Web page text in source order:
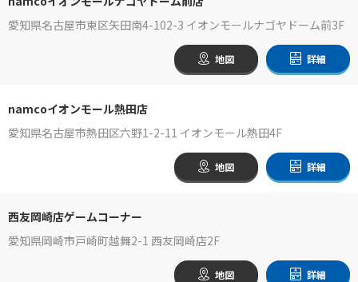
愛知県名古屋市東区矢田南4-102-3 イオンモールナゴヤドーム前3F
地図 詳細
namcoイオンモール熱田店
愛知県名古屋市熱田区六野1-2-11 イオンモール熱田4F
地図 詳細
西友岡崎店ゲームコーナー
愛知県岡崎市戸崎町越舞2-1 西友岡崎店2F
地図 詳細